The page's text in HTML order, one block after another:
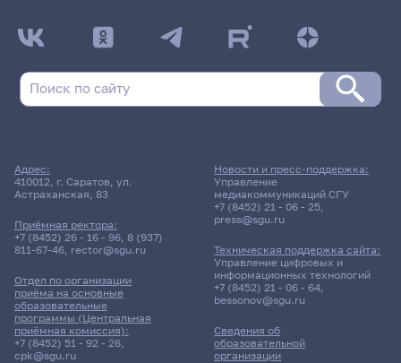
ДАТА ПОСЛЕДНЕГО ОБНОВЛЕНИЯ:
НЕ ОБНОВЛЯЛОСЬ
Адрес:
410012, г. Саратов, ул.
Астраханская, 83
Приёмная ректора:
+7 (8452) 26 - 16 - 96, 8 (937)
811-67-46, rector@sgu.ru
Отдел по организации
приёма на основные
образовательные
программы (Центральная
приёмная комиссия):
+7 (8452) 51 - 92 - 26,
cpk@sgu.ru
Сведения об
образовательной
организации
Новости и пресс-поддержка:
Управление
медиакоммуникаций СГУ
+7 (8452) 21 - 06 - 25,
press@sgu.ru
Техническая поддержка сайта:
Управление цифровых и
информационных технологий
+7 (8452) 21 - 06 - 64,
bessonov@sgu.ru